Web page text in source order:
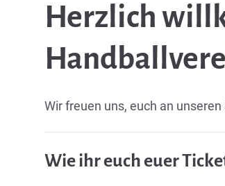
Herzlich
Wir freuen uns, euch an
Wie ihr euch euer